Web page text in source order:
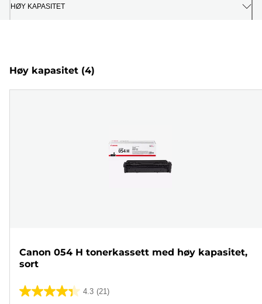
HØY KAPASITET
Høy kapasitet (4)
Canon 054 H tonerkassett med høy kapasitet,
sort
4.3 (21)
4.3